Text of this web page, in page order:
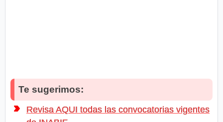
Te sugerimos:
Revisa AQUI todas las convocatorias vigentes